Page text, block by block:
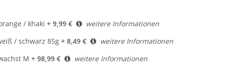
/ khaki + 9,99 €
weitere Informationen
/ schwarz 85g + 8,49 €
weitere Informationen
M + 98,99 €
weitere Informationen